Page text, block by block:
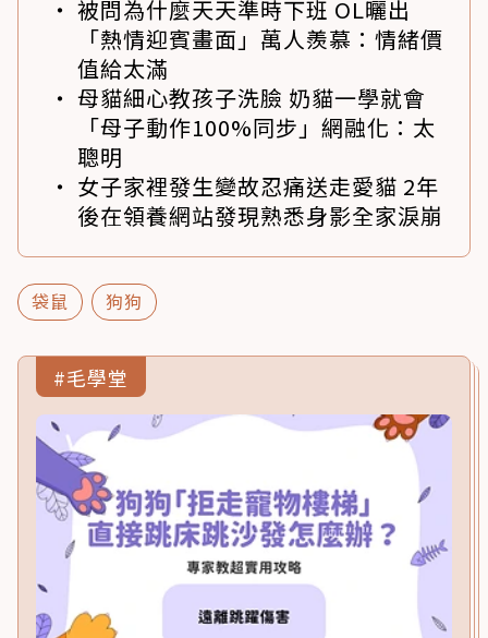
被問為什麼天天準時下班 OL曬出
「熱情迎賓畫面」萬人羨慕：情緒價
值給太滿
母貓細心教孩子洗臉 奶貓一學就會
「母子動作100%同步」網融化：太
聰明
女子家裡發生變故忍痛送走愛貓 2年
後在領養網站發現熟悉身影全家淚崩
袋鼠 狗狗
#毛學堂